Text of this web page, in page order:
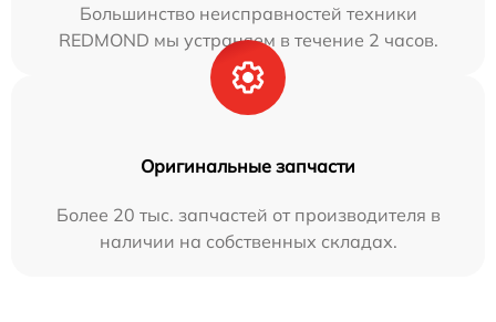
Большинство неисправностей техники
REDMOND мы устраняем в течение 2 часов.
Оригинальные запчасти
Более 20 тыс. запчастей от производителя в
наличии на собственных складах.